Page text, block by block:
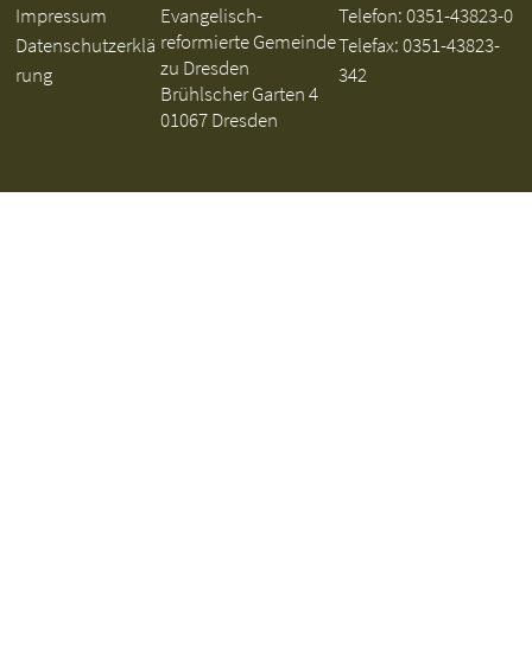
Impressum
Datenschutzerklä
rung
Evangelisch-
reformierte Gemeinde
zu Dresden
Brühlscher Garten 4
01067 Dresden
Telefon:0351-43823-0
Telefax: 0351-43823-
342